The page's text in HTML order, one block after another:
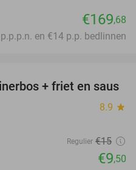
€169,68
en €14 p.p. bedlinnen
37%
+ friet en saus
8.9 star
Regulier €15
€9,50